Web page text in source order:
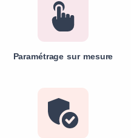
Paramétrage sur mesure